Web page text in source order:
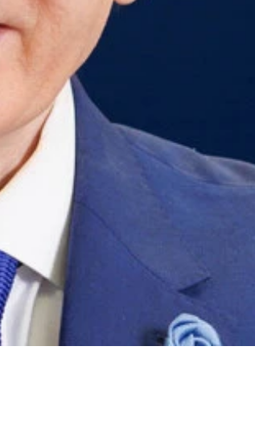
ている写真をSNSにアップし非難を浴びた